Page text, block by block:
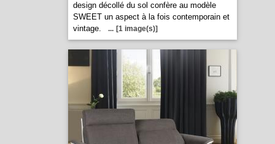
design décollé du sol confère au modèle
SWEET un aspect à la fois contemporain et
vintage.
... [1 image(s)]